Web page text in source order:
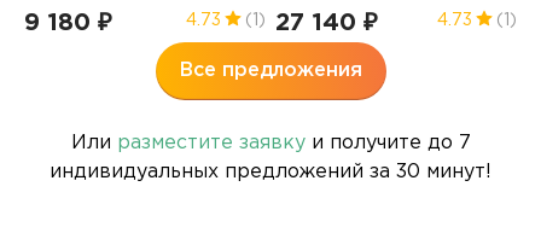
9 180 ₽ 4.73 (1) 27 140 ₽ 4.73 (1)
Все предложения
Или разместите заявкуи получите до 7
индивидуальных предложений за 30 минут!